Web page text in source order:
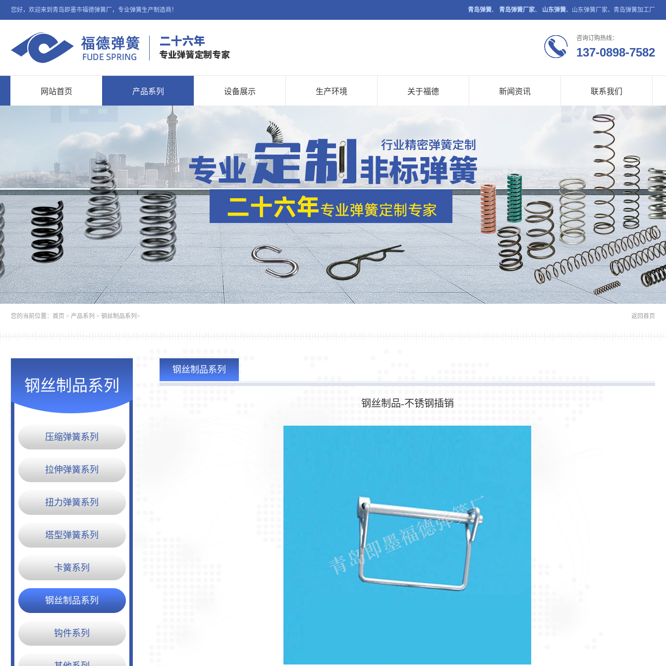
您好，欢迎来到青岛即墨市福德弹簧厂，专业弹簧生产制造商！ 青岛弹簧、 青岛弹簧厂家、 山东弹簧、山东弹簧厂家、青岛弹簧加工厂
咨询订购热线：
137-0898-7582
网站首页 产品系列 设备展示 生产环境 关于福德 新闻资讯 联系我们
返回首页
您的当前位置： 首页 > 产品系列 > 钢丝制品系列 >
钢丝制品系列
压缩弹簧系列
拉伸弹簧系列
扭力弹簧系列
塔型弹簧系列
卡簧系列
钢丝制品系列
钩件系列
钢丝制品系列
钢丝制品-不锈钢插销